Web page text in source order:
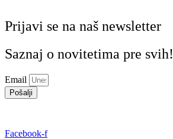
Prijavi se na naš newsletter
Saznaj o novitetima pre svih!
Email
Pošalji
Facebook-f